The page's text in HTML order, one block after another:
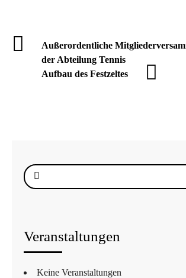
Außerordentliche
der Abteilung Tennis
Aufbau des Festzeltes
Suche
nach:
Veranstaltungen
Keine Veranstaltungen